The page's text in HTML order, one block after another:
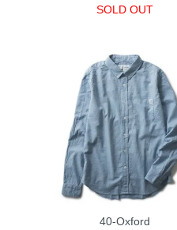
SOLD OUT
40-Oxford